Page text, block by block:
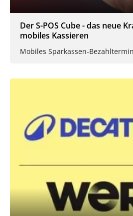
Der S-POS Cube - das neue
mobiles Kassieren
Mobiles Sparkassen-